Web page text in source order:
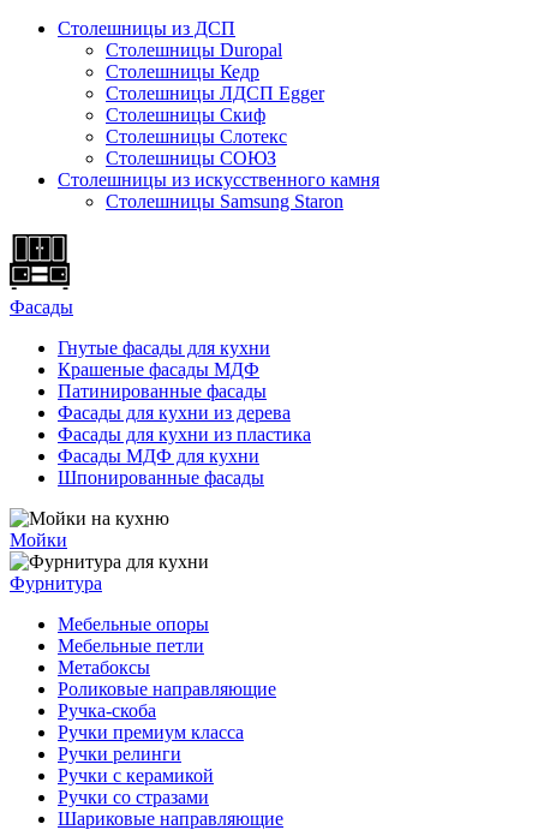
Столешницы из ДСП
Столешницы Duropal
Столешницы Кедр
Столешницы ЛДСП Egger
Столешницы Скиф
Столешницы Слотекс
Столешницы СОЮЗ
Столешницы из искусственного камня
Столешницы Samsung Staron
Фасады
Гнутые фасады для кухни
Крашеные фасады МДФ
Патинированные фасады
Фасады для кухни из дерева
Фасады для кухни из пластика
Фасады МДФ для кухни
Шпонированные фасады
Мойки
Фурнитура
Мебельные опоры
Мебельные петли
Метабоксы
Роликовые направляющие
Ручка-скоба
Ручки премиум класса
Ручки релинги
Ручки с керамикой
Ручки со стразами
Шариковые направляющие